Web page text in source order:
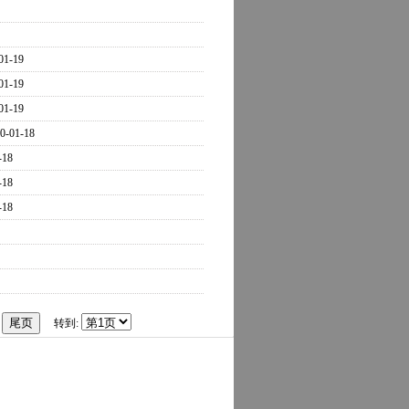
19
19
19
01-18
转到: